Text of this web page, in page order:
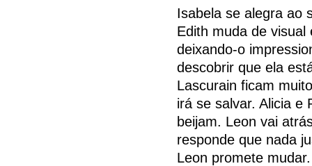
Isabela se alegra ao
Edith muda de
deixando-o
descobrir que ela
Lascurain ficam
irá se salvar. Alicia e
beijam. Leon vai
responde que nada
Leon promete